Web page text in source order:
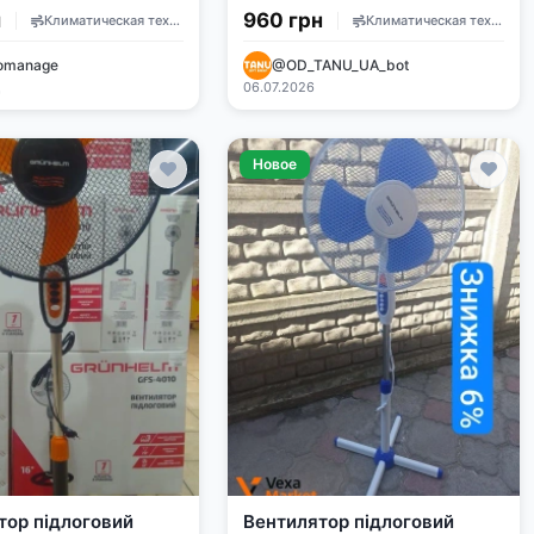
Климатическая техника 960 грн Климатическая техника
@OD_TANU_UA_bot
06.07.2026
підлоговий
Новое
Вентилятор підлоговий